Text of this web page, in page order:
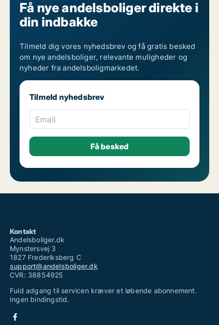
Få nye andelsboliger direkte i
din indbakke
Tilmeld dig vores nyhedsbrev og få gratis besked
om nye andelsboliger, relevante muligheder og
nyheder fra andelsboligmarkedet.
Tilmeld nyhedsbrev
Email
Kontakt
Andelsboliger.dk
Mynstersvej 3
1827 Frederiksberg C
support@andelsboliger.dk
CVR: 38854925
Fuld adgang til servicen kræver et løbende abonnement.
Ingen bindingstid.